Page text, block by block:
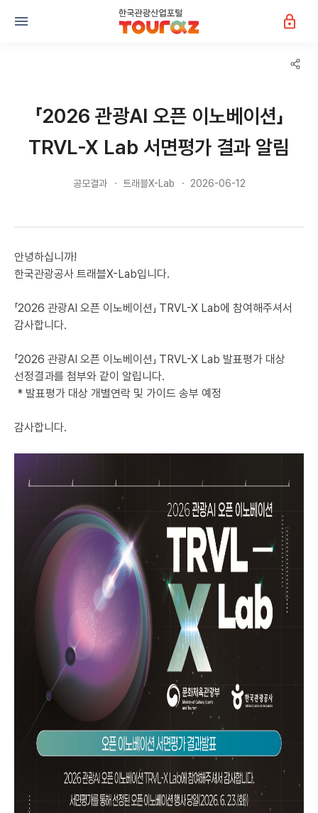
「2026 관광AI 오픈 이노베이션」
TRVL-X Lab 서면평가 결과 알림
공모결과 트래블X-Lab 2026-06-12
안녕하십니까!
한국관광공사 트래블X-Lab입니다.
「2026 관광AI 오픈 이노베이션」 TRVL-X Lab에 참여해주셔서
감사합니다.
「2026 관광AI 오픈 이노베이션」 TRVL-X Lab 발표평가 대상
선정결과를 첨부와 같이 알립니다.
* 발표평가 대상 개별연락 및 가이드 송부 예정
감사합니다.